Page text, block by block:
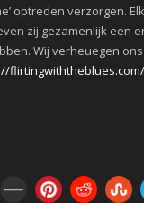
optreden verzorgen.
zij gezamenlijk een
Wij verheuegen